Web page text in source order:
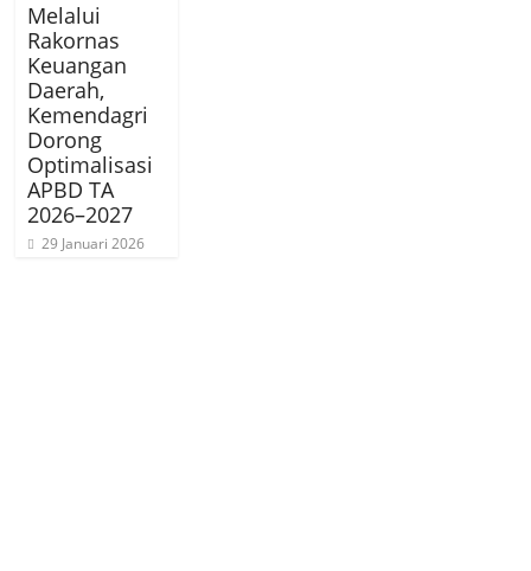
Melalui
Rakornas
Keuangan
Daerah,
Kemendagri
Dorong
Optimalisasi
APBD TA
2026–2027
29 Januari 2026